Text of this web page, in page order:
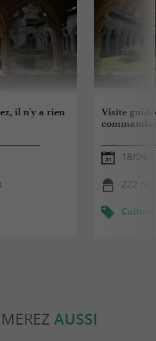
il n'y a rien
Visite
18/09/
222 m
Culture
AUSSI